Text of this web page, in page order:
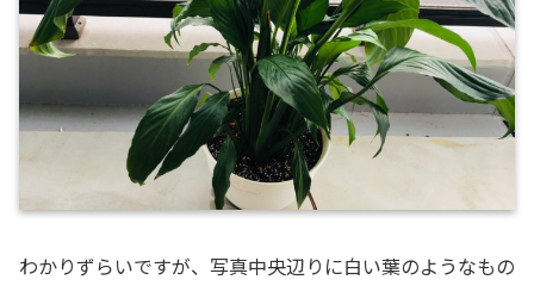
わかりずらいですが、写真中央辺りに白い葉のようなもの